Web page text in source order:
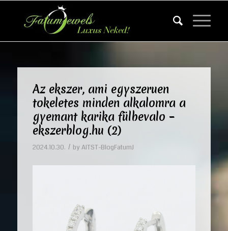
Az ekszer, ami egyszeruen
tokeletes minden alkalomra a
gyemant karika fülbevalo –
ekszerblog.hu (2)
2024.10.30. / by AITST-BlogFatumJ